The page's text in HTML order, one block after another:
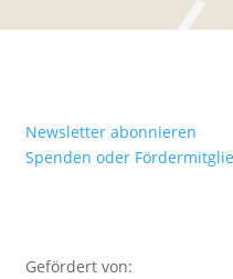
Newsletter abonnieren
Spenden oder
Gefördert von: